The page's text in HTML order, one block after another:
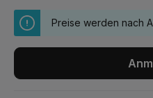
Preise werden nach